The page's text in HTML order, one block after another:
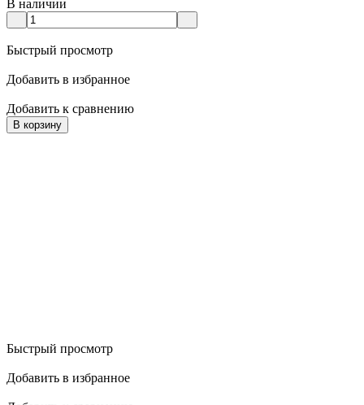
В наличии
Быстрый просмотр
Добавить в избранное
Добавить к сравнению
В корзину
Быстрый просмотр
Добавить в избранное